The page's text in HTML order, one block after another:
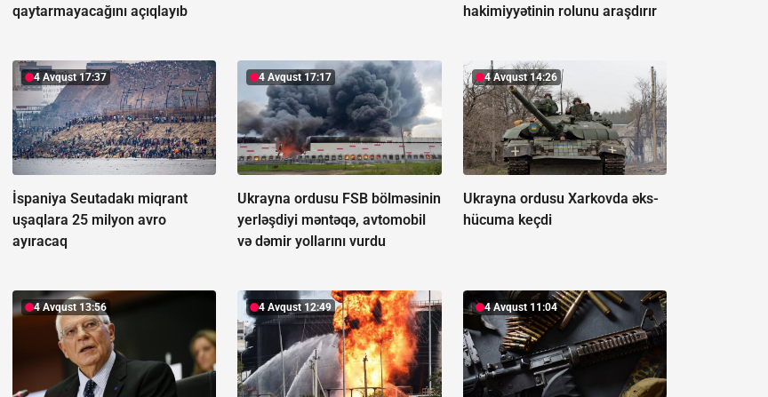
qaytarmayacağını açıqlayıb
hakimiyyətinin rolunu araşdırır
4 Avqust 17:37
İspaniya Seutadakı miqrant
uşaqlara 25 milyon avro
ayıracaq
4 Avqust 17:17
Ukrayna ordusu FSB bölməsinin
yerləşdiyi məntəqə, avtomobil
və dəmir yollarını vurdu
4 Avqust 14:26
Ukrayna ordusu Xarkovda əks-
hücuma keçdi
4 Avqust 13:56 4 Avqust 12:49 4 Avqust 11:04